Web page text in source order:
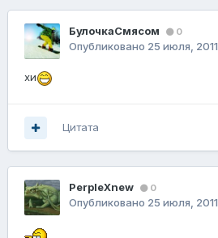
БулочкаСмясом 0
Опубликовано 25 июля, 2011
хи
Цитата
PerpleXnew 0
Опубликовано 25 июля, 2011